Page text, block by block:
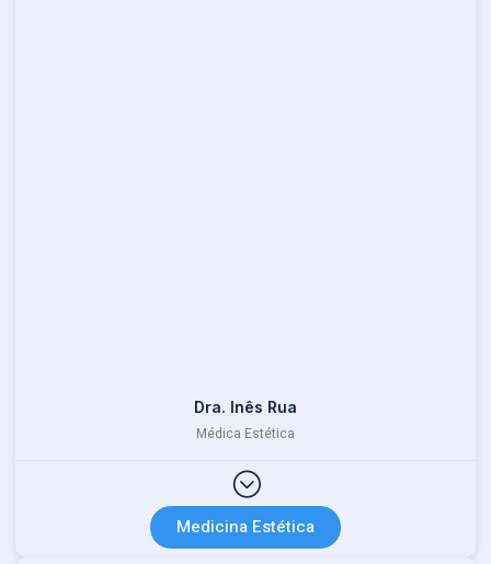
Dra. Inês Rua
Médica Estética
Medicina Estética